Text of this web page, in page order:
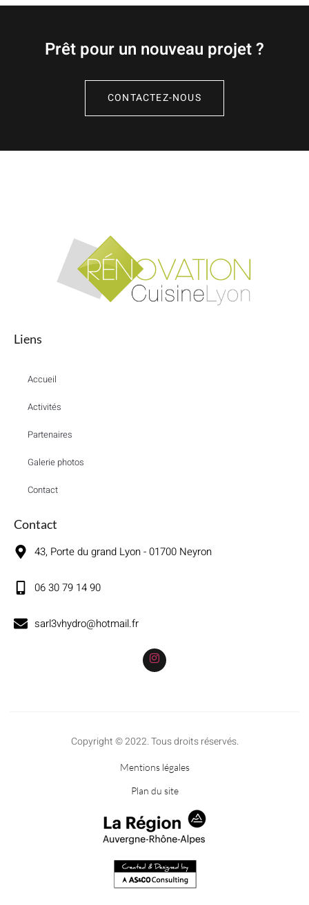
Prêt pour un nouveau projet ?
CONTACTEZ-NOUS
Liens
Accueil
Activités
Partenaires
Galerie photos
Contact
Contact
43, Porte du grand Lyon - 01700 Neyron
06 30 79 14 90
sarl3vhydro@hotmail.fr
Copyright © 2022. Tous droits réservés.
Mentions légales
Plan du site